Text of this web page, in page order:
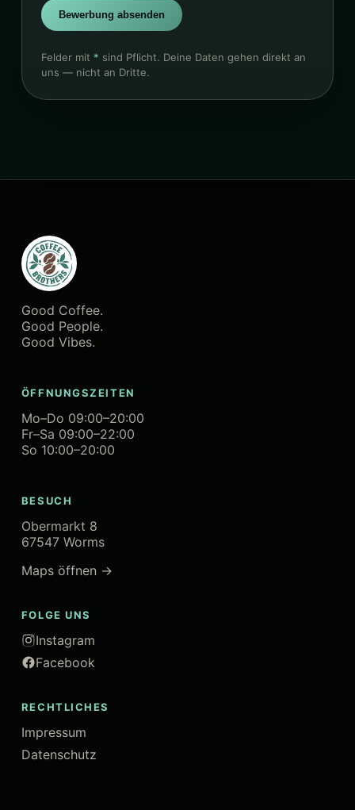
Bewerbung absenden
Felder mit * sind Pflicht. Deine Daten gehen direkt an
uns — nicht an Dritte.
Good Coffee.
Good People.
Good Vibes.
ÖFFNUNGSZEITEN
Mo–Do 09:00–20:00
Fr–Sa 09:00–22:00
So 10:00–20:00
BESUCH
Obermarkt 8
67547 Worms
Maps öffnen →
FOLGE UNS
Instagram
Facebook
RECHTLICHES
Impressum
Datenschutz